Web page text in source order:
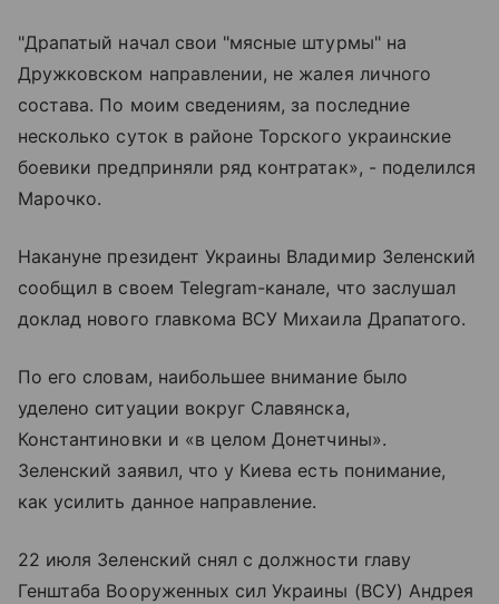
"Драпатый начал свои "мясные штурмы" на
Дружковском направлении, не жалея личного
состава. По моим сведениям, за последние
несколько суток в районе Торского украинские
боевики предприняли ряд контратак», - поделился
Марочко.
Накануне президент Украины Владимир Зеленский
сообщил в своем Telegram-канале, что заслушал
доклад нового главкома ВСУ Михаила Драпатого.
По его словам, наибольшее внимание было
уделено ситуации вокруг Славянска,
Константиновки и «в целом Донетчины».
Зеленский заявил, что у Киева есть понимание,
как усилить данное направление.
22 июля Зеленский снял с должности главу
Генштаба Вооруженных сил Украины (ВСУ) Андрея